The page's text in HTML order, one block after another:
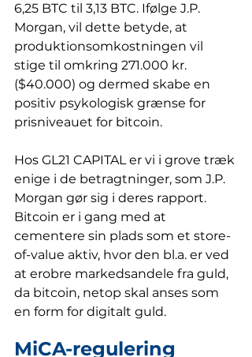
6,25 BTC til 3,13 BTC. Ifølge J.P.
Morgan, vil dette betyde, at
produktionsomkostningen vil
stige til omkring 271.000 kr.
($40.000) og dermed skabe en
positiv psykologisk grænse for
prisniveauet for bitcoin.
Hos GL21 CAPITAL er vi i grove træk
enige i de betragtninger, som J.P.
Morgan gør sig i deres rapport.
Bitcoin er i gang med at
cementere sin plads som et store-
of-value aktiv, hvor den bl.a. er ved
at erobre markedsandele fra guld,
da bitcoin, netop skal anses som
en form for digitalt guld.
MiCA-regulering